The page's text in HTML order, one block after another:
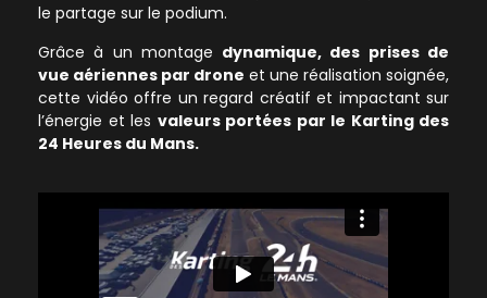
le partage sur le podium.
Grâce à un montage dynamique, des prises de
vue aériennes par drone et une réalisation soignée,
cette vidéo offre un regard créatif et impactant sur
l’énergie et les valeurs portées par le Karting des
24 Heures du Mans.